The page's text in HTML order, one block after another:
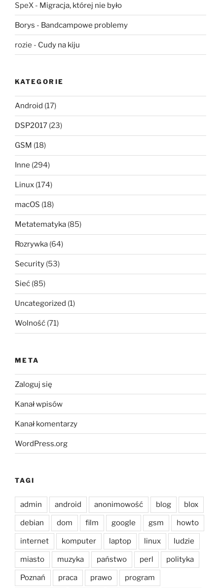
SpeX - Migracja, której nie było
Borys - Bandcampowe problemy
rozie - Cudy na kiju
KATEGORIE
Android (17)
DSP2017 (23)
GSM (18)
Inne (294)
Linux (174)
macOS (18)
Metatematyka (85)
Rozrywka (64)
Security (53)
Sieć (85)
Uncategorized (1)
Wolność (71)
META
Zaloguj się
Kanał wpisów
Kanał komentarzy
WordPress.org
TAGI
admin android anonimowość blog blox
debian dom film google gsm howto
internet komputer laptop linux ludzie
miasto muzyka państwo perl polityka
Poznań praca prawo program